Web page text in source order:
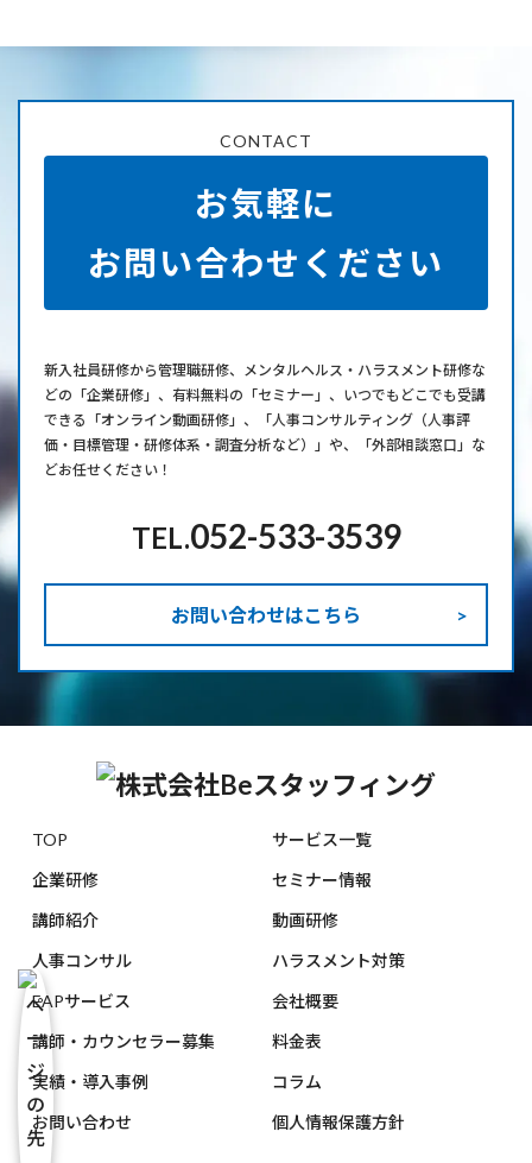
CONTACT
お気軽に
お問い合わせください
新⼊社員研修から管理職研修、メンタルヘルス・ハラスメント研修な
どの「企業研修」、有料無料の「セミナー」、いつでもどこでも受講
できる「オンライン動画研修」、「人事コンサルティング（人事評
価・目標管理・研修体系・調査分析など）」や、「外部相談窓口」な
どお任せください！
TEL.052-533-3539
お問い合わせはこちら
TOP
サービス一覧
企業研修
セミナー情報
講師紹介
動画研修
人事コンサル
ハラスメント対策
EAPサービス
会社概要
講師・カウンセラー募集
料金表
実績・導入事例
コラム
お問い合わせ
個人情報保護方針